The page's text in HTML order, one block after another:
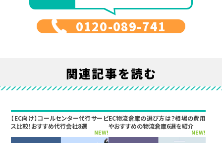
0120-089-741
関連記事を読む
【EC向け】コールセンター代行サービ
ス比較！おすすめ代行会社8選
NEW!
EC物流倉庫の選び方は？相場の費用
やおすすめの物流倉庫6選を紹介
NEW!